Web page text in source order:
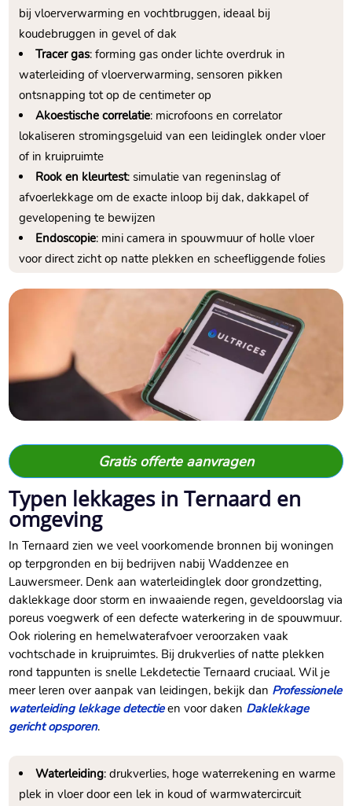
bij vloerverwarming en vochtbruggen, ideaal bij
koudebruggen in gevel of dak
Tracer gas: forming gas onder lichte overdruk in
waterleiding of vloerverwarming, sensoren pikken
ontsnapping tot op de centimeter op
Akoestische correlatie: microfoons en correlator
lokaliseren stromingsgeluid van een leidinglek onder vloer
of in kruipruimte
Rook en kleurtest: simulatie van regeninslag of
afvoerlekkage om de exacte inloop bij dak, dakkapel of
gevelopening te bewijzen
Endoscopie: mini camera in spouwmuur of holle vloer
voor direct zicht op natte plekken en scheefliggende folies
Gratis offerte aanvragen
Typen lekkages in Ternaard en
omgeving
In Ternaard zien we veel voorkomende bronnen bij woningen
op terpgronden en bij bedrijven nabij Waddenzee en
Lauwersmeer. Denk aan waterleidinglek door grondzetting,
daklekkage door storm en inwaaiende regen, geveldoorslag via
poreus voegwerk of een defecte waterkering in de spouwmuur.
Ook riolering en hemelwaterafvoer veroorzaken vaak
vochtschade in kruipruimtes. Bij drukverlies of natte plekken
rond tappunten is snelle Lekdetectie Ternaard cruciaal. Wil je
meer leren over aanpak van leidingen, bekijk dan Professionele
waterleiding lekkage detectieen voor daken Daklekkage
gericht opsporen.
Waterleiding: drukverlies, hoge waterrekening en warme
plek in vloer door een lek in koud of warmwatercircuit